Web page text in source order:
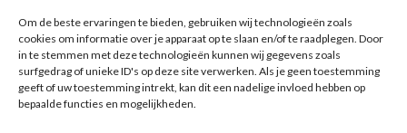
Om de beste ervaringen te bieden, gebruiken wij technologieën zoals
cookies om informatie over je apparaat op te slaan en/of te raadplegen. Door
in te stemmen met deze technologieën kunnen wij gegevens zoals
surfgedrag of unieke ID's op deze site verwerken. Als je geen toestemming
geeft of uw toestemming intrekt, kan dit een nadelige invloed hebben op
bepaalde functies en mogelijkheden.